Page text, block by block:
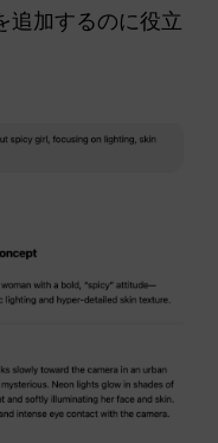
追加するのに役立